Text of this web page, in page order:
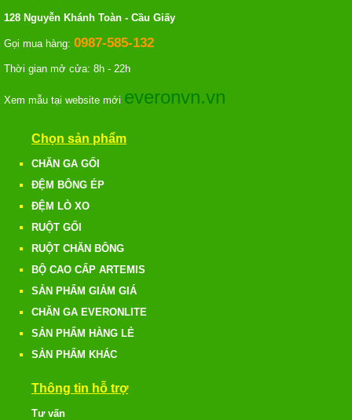
128 Nguyễn Khánh Toàn - Cầu Giấy
Gọi mua hàng: 0987-585-132
Thời gian mở cửa: 8h - 22h
Xem mẫu tại website mới everonvn.vn
Chọn sản phẩm
CHĂN GA GỐI
ĐỆM BÔNG ÉP
ĐỆM LÒ XO
RUỘT GỐI
RUỘT CHĂN BÔNG
BỘ CAO CẤP ARTEMIS
SẢN PHẨM GIẢM GIÁ
CHĂN GA EVERONLITE
SẢN PHẨM HÀNG LẺ
SẢN PHẨM KHÁC
Thông tin hỗ trợ
Tư vấn